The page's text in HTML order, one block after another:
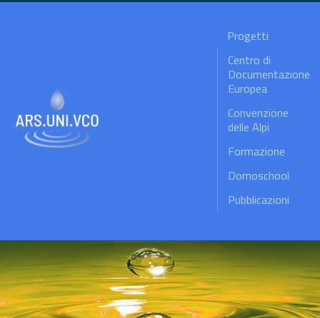
Progetti
Centro di
Documentazione
Europea
Convenzione
delle Alpi
Formazione
Domoschool
Pubblicazioni